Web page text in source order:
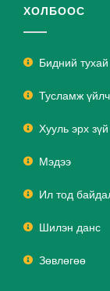
ХОЛБООС
Бидний тухай
Тусламж
Хууль эрх зүй
Мэдээ
Ил тод
Шилэн данс
Зөвлөгөө